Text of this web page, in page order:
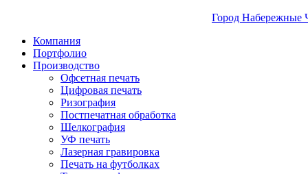
Город Набережные
Компания
Портфолио
Производство
Офсетная печать
Цифровая печать
Ризография
Постпечатная обработка
Шелкография
УФ печать
Лазерная гравировка
Печать на футболках